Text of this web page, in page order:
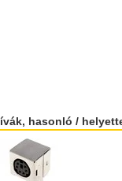
hasonló /